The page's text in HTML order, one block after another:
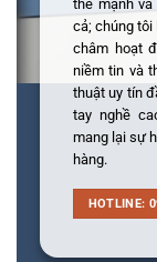
thế mạnh
cả; chúng tôi
châm hoạt
niềm tin và
thuật uy tín
tay nghề
mang lại sự
hàng.
HOTLINE: